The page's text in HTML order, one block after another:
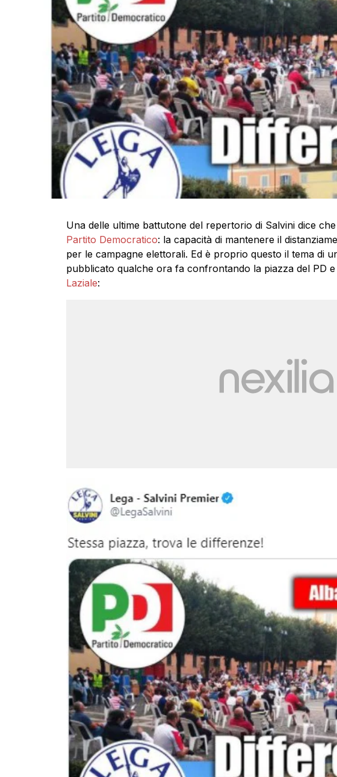
Una delle ultime battutone del repertorio di Salvini dice
Partito Democratico: la capacità di mantenere il
per le campagne elettorali. Ed è proprio questo il tema di
pubblicato qualche ora fa confrontando la piazza del PD
Laziale: